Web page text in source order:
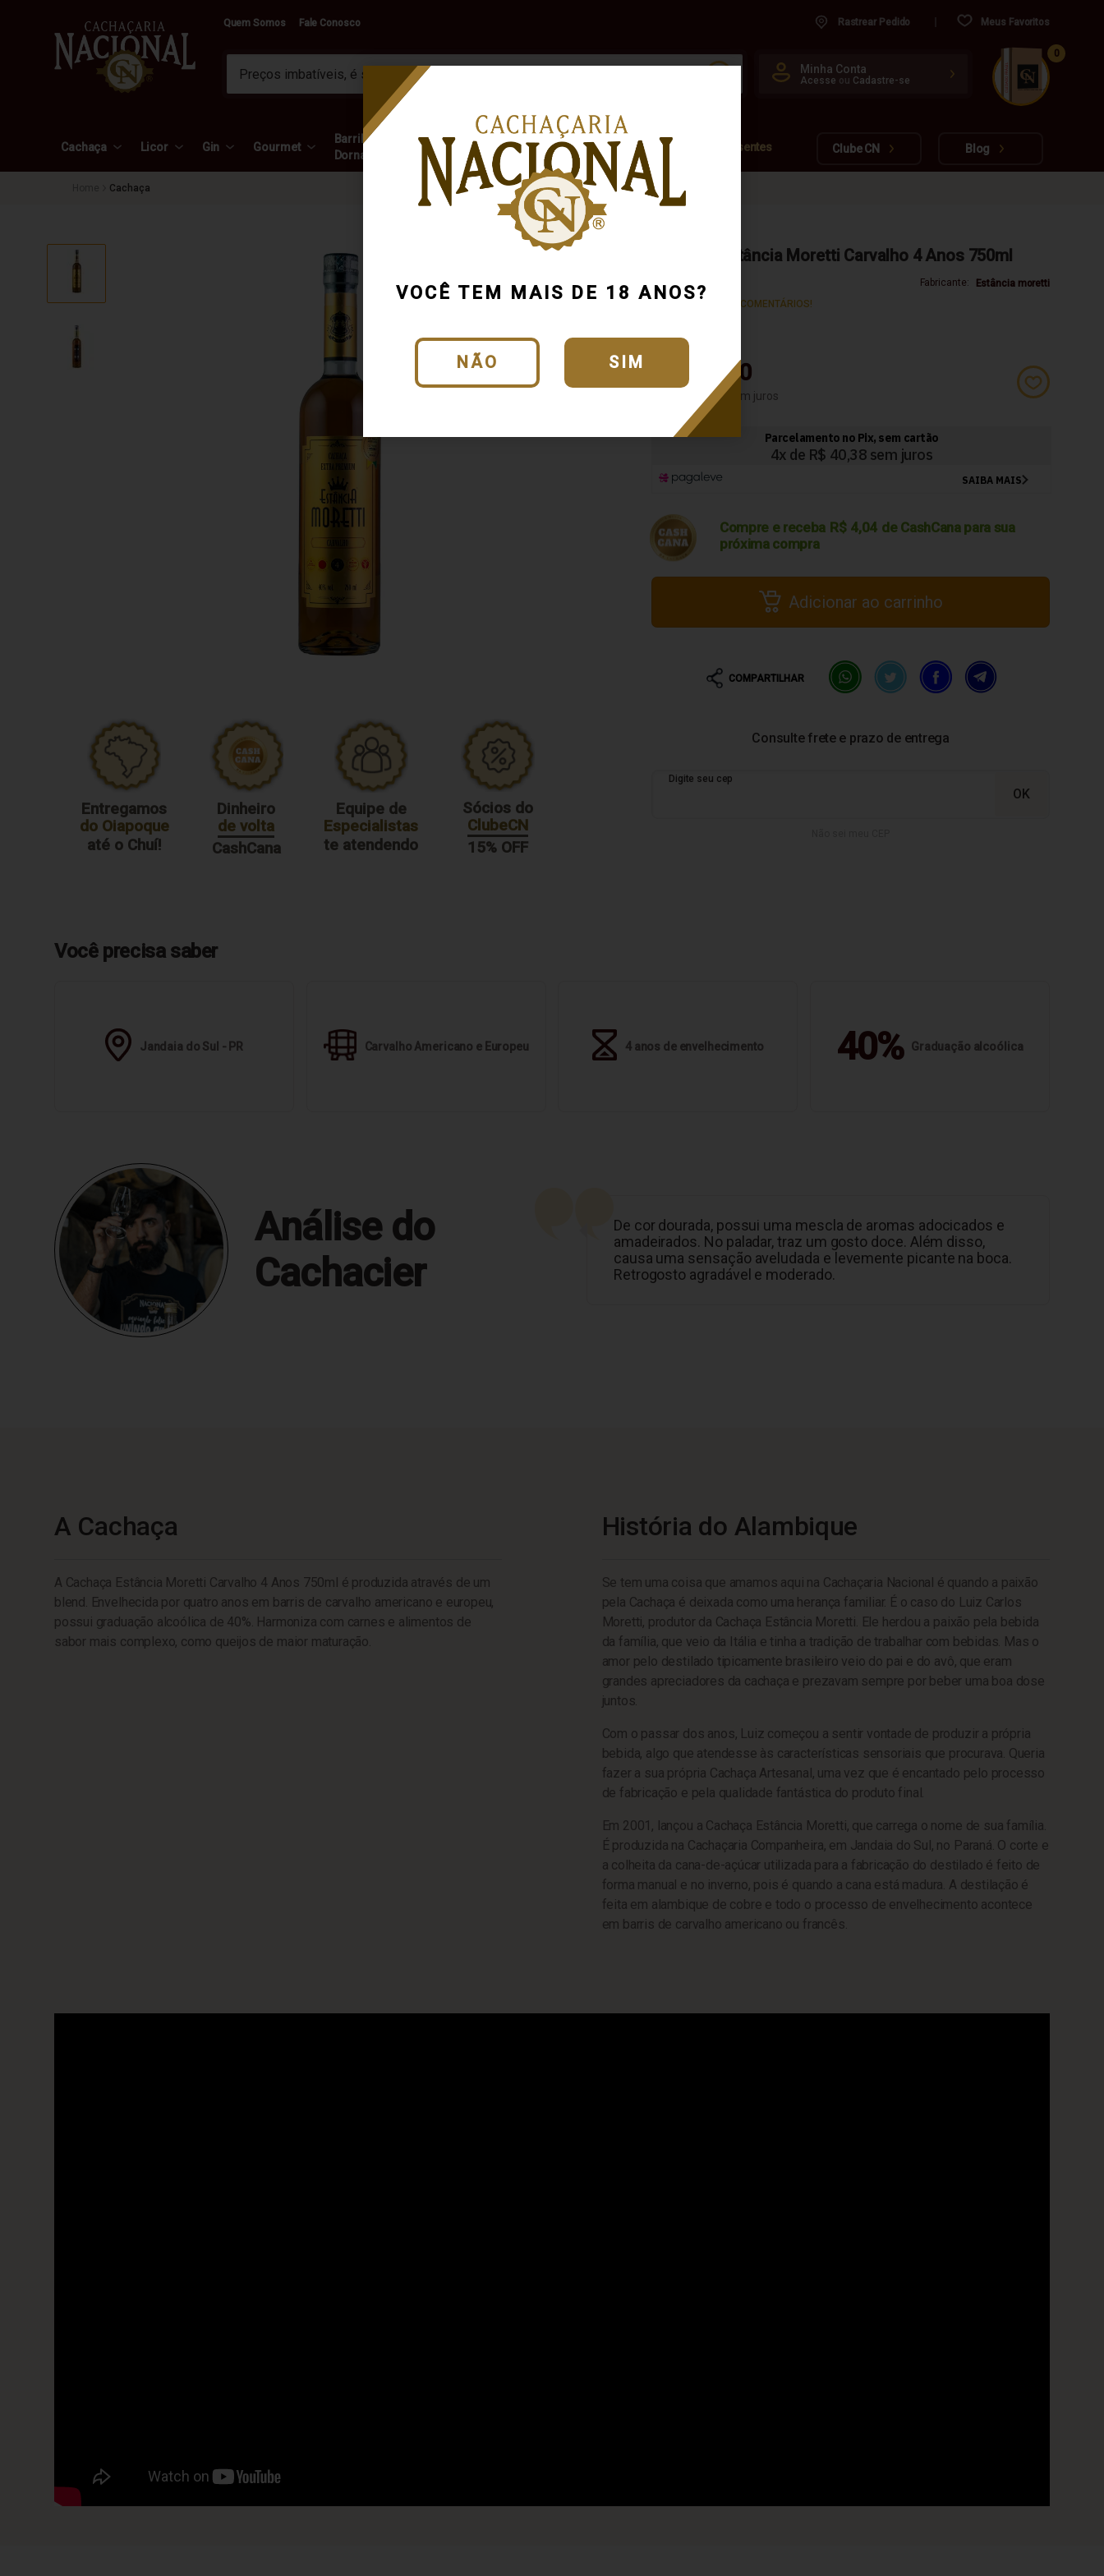
VOCÊ TEM MAIS DE 18 ANOS?
NÃO SIM
Quem Somos Fale Conosco Rastrear Pedido Meus Favoritos
Minha Conta
Acesse ou Cadastre-se
www.cachacarianacional.com.br
CUIDADO FRÁGIL
0
Cachaça Licor Gin Gourmet
Barril e
Dorna
Acessórios
Outras
Bebidas
Marcas Presentes Clube CN Blog
Cachaça
Entregamos
do Oiapoque
até o Chuí!
Dinheiro
de volta
CashCana
Equipe de
Especialistas
te atendendo
Sócios do
ClubeCN
15% OFF
Cachaça Estância Moretti Carvalho 4 Anos 750ml
Cód.: 1514_0_0_U Fabricante:
Estância moretti
CLIQUE E VEJA OS COMENTÁRIOS!
R$ 161,50
R$ 80,75
Compre e receba R$ 4,04 de CashCana para sua
próxima compra
Adicionar ao carrinho
COMPARTILHAR
Você precisa saber
Jandaia do Sul - PR Carvalho Americano e Europeu 4 anos de envelhecimento 40% Graduação alcoólica
Análise do
Cachacier
De cor dourada, possui uma mescla de aromas adocicados e
amadeirados. No paladar, traz um gosto doce. Além disso,
causa uma sensação aveludada e levemente picante na boca.
Retrogosto agradável e moderado.
A Cachaça
A Cachaça Estância Moretti Carvalho 4 Anos 750ml é produzida através de um
blend. Envelhecida por quatro anos em barris de carvalho americano e europeu,
possui graduação alcoólica de 40%. Harmoniza com carnes e alimentos de
sabor mais complexo, como queijos de maior maturação.
História do Alambique
Se tem uma coisa que amamos aqui na Cachaçaria Nacional é quando a paixão
pela Cachaça é deixada como uma herança familiar. É o caso do Luiz Carlos
Moretti, produtor da Cachaça Estância Moretti. Ele herdou a paixão pela bebida
da família, que veio da Itália e tinha a tradição de trabalhar com bebidas. Mas o
amor pelo destilado tipicamente brasileiro veio do pai e do avô, que eram
grandes apreciadores da cachaça e prezavam sempre por beber uma boa dose
juntos.
Com o passar dos anos, Luiz começou a sentir vontade de produzir a própria
bebida, algo que atendesse às características sensoriais que procurava. Queria
fazer a sua própria Cachaça Artesanal, uma vez que é encantado pelo processo
de fabricação e pela qualidade fantástica do produto final.
Em 2001, lançou a Cachaça Estância Moretti, que carrega o nome de sua família.
É produzida na Cachaçaria Companheira, em Jandaia do Sul, no Paraná. O corte e
a colheita da cana-de-açúcar utilizada para a fabricação do destilado é feito de
forma manual e no inverno, pois é quando a cana está madura. A destilação é
feita em alambique de cobre e todo o processo de envelhecimento acontece
em barris de carvalho americano ou francês.